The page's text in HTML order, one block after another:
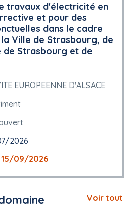
travaux d'électricité en
et pour des
dans le cadre
Ville de Strasbourg, de
Strasbourg et de
EUROPEENNE D'ALSACE
2026
15/09/2026
Voir tout